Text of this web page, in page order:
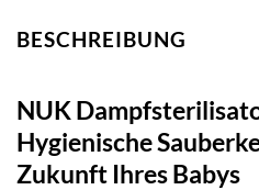
BESCHREIBUNG
NUK
Hygienische
Zukunft Ihres Babys